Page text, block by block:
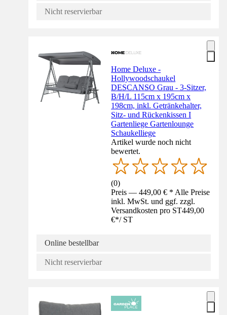
Nicht reservierbar
Home Deluxe -
Hollywoodschaukel
DESCANSO Grau - 3-Sitzer,
B/H/L 115cm x 195cm x
198cm, inkl. Getränkehalter,
Sitz- und Rückenkissen I
Gartenliege Gartenlounge
Schaukelliege
Artikel wurde noch nicht
bewertet.
(0)
Preis — 449,00 € * Alle Preise
inkl. MwSt. und ggf. zzgl.
Versandkosten pro ST449,00
€*/ ST
Online bestellbar
Nicht reservierbar